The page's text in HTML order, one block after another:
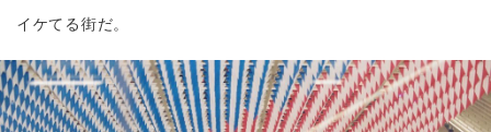
イケてる街だ。